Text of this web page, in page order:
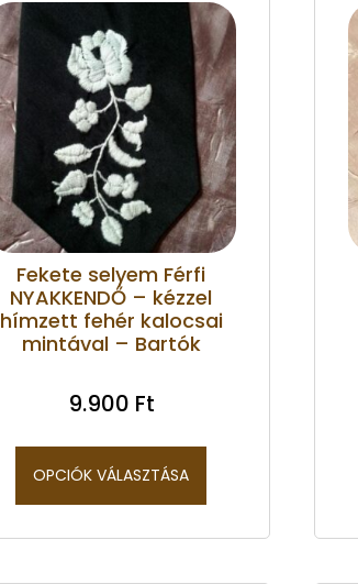
Fekete selyem Férfi
NYAKKENDŐ – kézzel
hímzett fehér kalocsai
mintával – Bartók
9.900 Ft
OPCIÓK VÁLASZTÁSA